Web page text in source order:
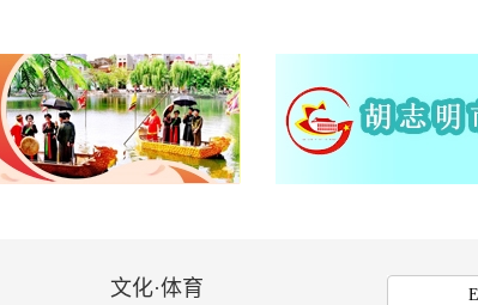
文化·体育